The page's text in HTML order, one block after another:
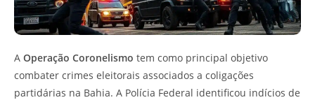
A Operação Coronelismo tem como principal objetivo
combater crimes eleitorais associados a coligações
partidárias na Bahia. A Polícia Federal identificou indícios de